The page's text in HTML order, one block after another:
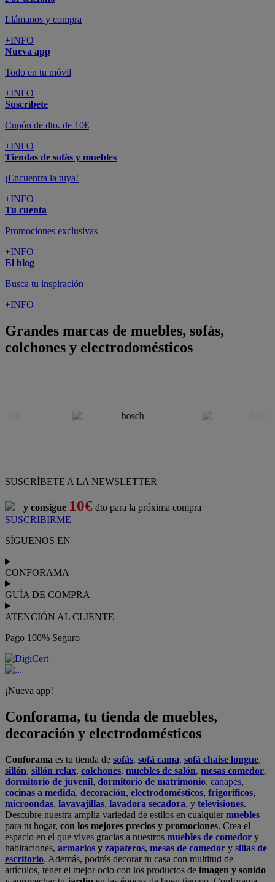
Llámanos y compra
+INFO
Nueva app
Todo en tu móvil
+INFO
Suscríbete
Cupón de dto. de 10€
+INFO
Tiendas de sofás y muebles
¡Encuentra la tuya!
+INFO
Tu cuenta
Promociones exclusivas
+INFO
El blog
Busca tu inspiración
+INFO
Grandes marcas de muebles, sofás,
colchones y electrodomésticos
SUSCRÍBETE A LA NEWSLETTER
y consigue 10€ dto para la próxima compra
SUSCRIBIRME
SÍGUENOS EN
CONFORAMA
GUÍA DE COMPRA
ATENCIÓN AL CLIENTE
Pago 100% Seguro
¡Nueva app!
Conforama, tu tienda de muebles,
decoración y electrodomésticos
Conforama es tu tienda de sofás, sofá cama, sofá chaise longue,
sillón, sillón relax, colchones, muebles de salón, mesas comedor,
dormitorio de juvenil, dormitorio de matrimonio, canapés,
cocinas a medida, decoración, electrodomésticos, frigoríficos,
microondas, lavavajillas, lavadora secadora, y televisiones.
Descubre nuestra amplia variedad de estilos en cualquiermuebles
para tu hogar, con los mejores precios y promociones. Crea el
espacio en el que vives gracias a nuestros muebles de comedor y
habitaciones, armarios y zapateros, mesas de comedor y sillas de
escritorio. Además, podrás decorar tu casa con multitud de
artículos, tener el mejor ocio con los productos de imagen y sonido